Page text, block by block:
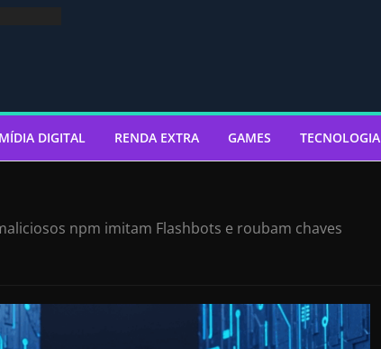
MÍDIA DIGITAL RENDA EXTRA GAMES TECNOLOGIA
npm imitam Flashbots e roubam chaves